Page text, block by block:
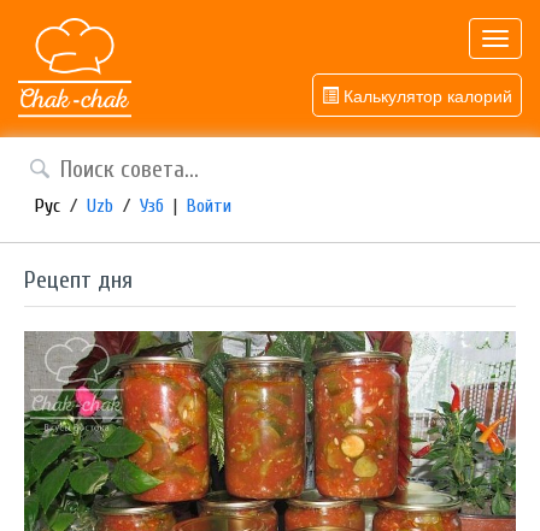
Калькулятор калорий
Рус / Uzb / Узб | Войти
Рецепт дня